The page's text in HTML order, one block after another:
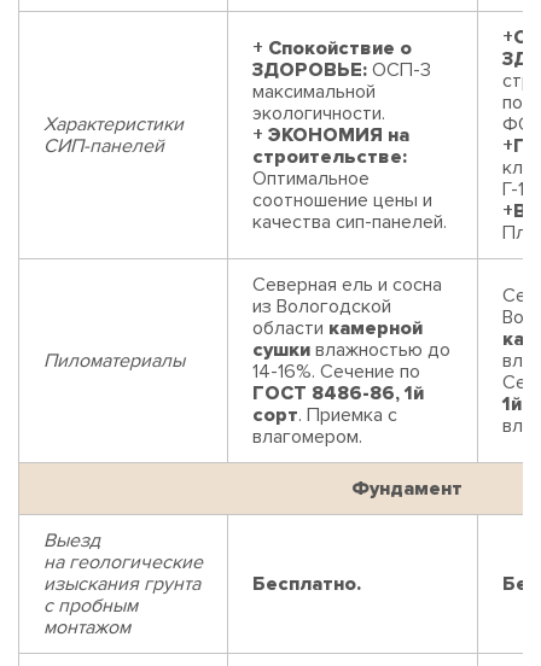
Характеристики
СИП-панелей
+ Спокойствие о
ЗДОРОВЬЕ: ОСП-3
максимальной
экологичности.
+ ЭКОНОМИЯ на
строительстве:
Оптимальное
соотношение цены и
качества сип-панелей.
Г-1
Пиломатериалы
Северная ель и сосна
из Вологодской
области камерной
сушки влажностью до
14-16%. Сечение по
ГОСТ 8486-86, 1й
сорт. Приемка с
влагомером.
1й
Фундамент
Выезд
на геологические
изыскания грунта
с пробным
монтажом
Бесплатно.